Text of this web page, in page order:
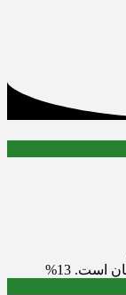
13%